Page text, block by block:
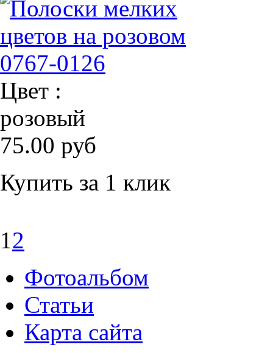
Цвет :
розовый
75.00 руб
Купить за 1 клик
12
Фотоальбом
Статьи
Карта сайта